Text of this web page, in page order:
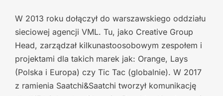
W 2013 roku dołączył do warszawskiego oddziału
sieciowej agencji VML. Tu, jako Creative Group
Head, zarządzał kilkunastoosobowym zespołem i
projektami dla takich marek jak: Orange, Lays
(Polska i Europa) czy Tic Tac (globalnie). W 2017
z ramienia Saatchi&Saatchi tworzył komunikację